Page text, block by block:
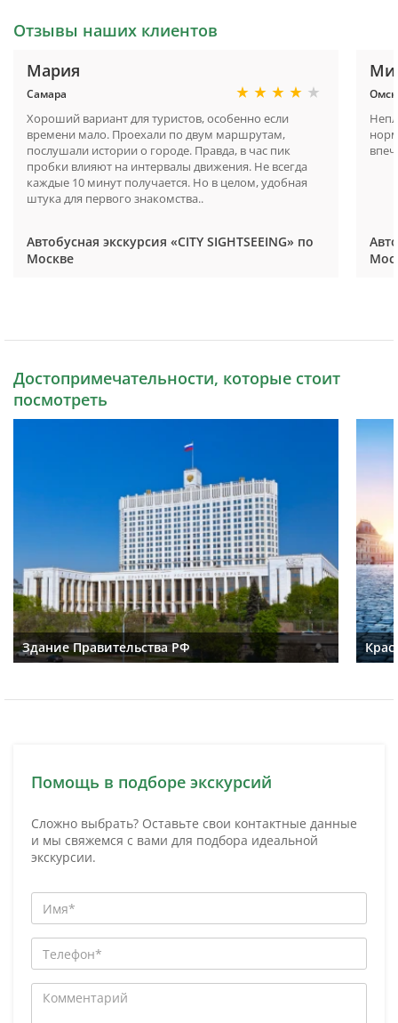
Отзывы наших клиентов
Мария
Самара
Хороший вариант для туристов, особенно если
времени мало. Проехали по двум маршрутам,
послушали истории о городе. Правда, в час пик
пробки влияют на интервалы движения. Не всегда
каждые 10 минут получается. Но в целом, удобная
штука для первого знакомства..
Автобусная экскурсия «CITY SIGHTSEEING» по
Москве
Омск
Достопримечательности, которые стоит
посмотреть
Здание Правительства РФ
Помощь в подборе экскурсий
Сложно выбрать? Оставьте свои контактные данные
и мы свяжемся с вами для подбора идеальной
экскурсии.